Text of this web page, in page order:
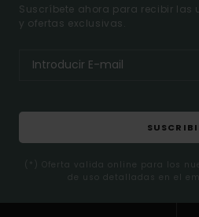
Suscríbete ahora para recibir las
y ofertas exclusivas.
(*) Oferta valida online para los
de uso detalladas en el